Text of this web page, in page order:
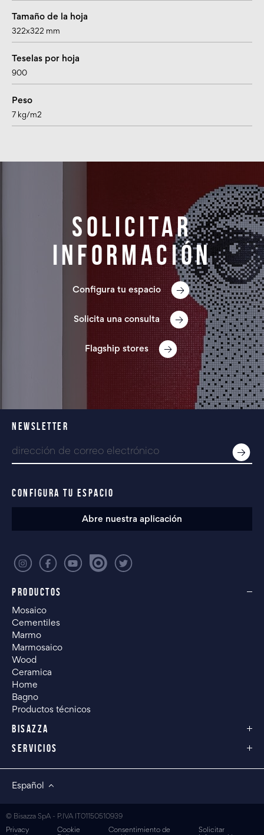
Tamaño de la hoja
322x322 mm
Teselas por hoja
900
Peso
7 kg/m2
Solicitar
información
Configura tu espacio
Solicita una consulta
Flagship stores
PRODUCTOS
Mosaico
Cementiles
Marmo
Marmosaico
Wood
Ceramica
Home
Bagno
Productos técnicos
BISAZZA
SERVICIOS
NEWSLETTER
CONFIGURA TU ESPACIO
Abre nuestra aplicación
Español
© Bisazza SpA - P.IVA IT01150510939
Privacy Cookie Consentimiento de Solicitar